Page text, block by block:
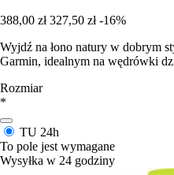
388,00 zł 327,50 zł -16%
Wyjdź na łono natury w dobrym
Garmin, idealnym na wędrówki
Rozmiar
*
TU 24h
To pole jest wymagane
Wysyłka w 24 godziny